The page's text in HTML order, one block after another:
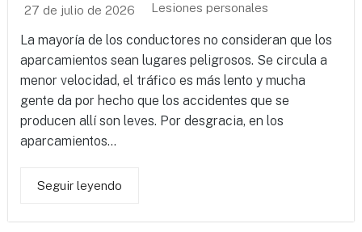
27 de julio de 2026 Lesiones personales
La mayoría de los conductores no consideran que los
aparcamientos sean lugares peligrosos. Se circula a
menor velocidad, el tráfico es más lento y mucha
gente da por hecho que los accidentes que se
producen allí son leves. Por desgracia, en los
aparcamientos...
Seguir leyendo